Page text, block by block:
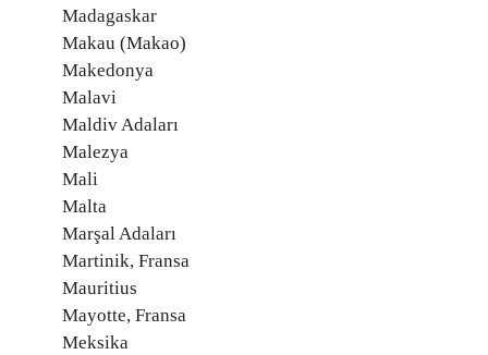
Madagaskar
Makau (Makao)
Makedonya
Malavi
Maldiv Adaları
Malezya
Mali
Malta
Marşal Adaları
Martinik, Fransa
Mauritius
Mayotte, Fransa
Meksika